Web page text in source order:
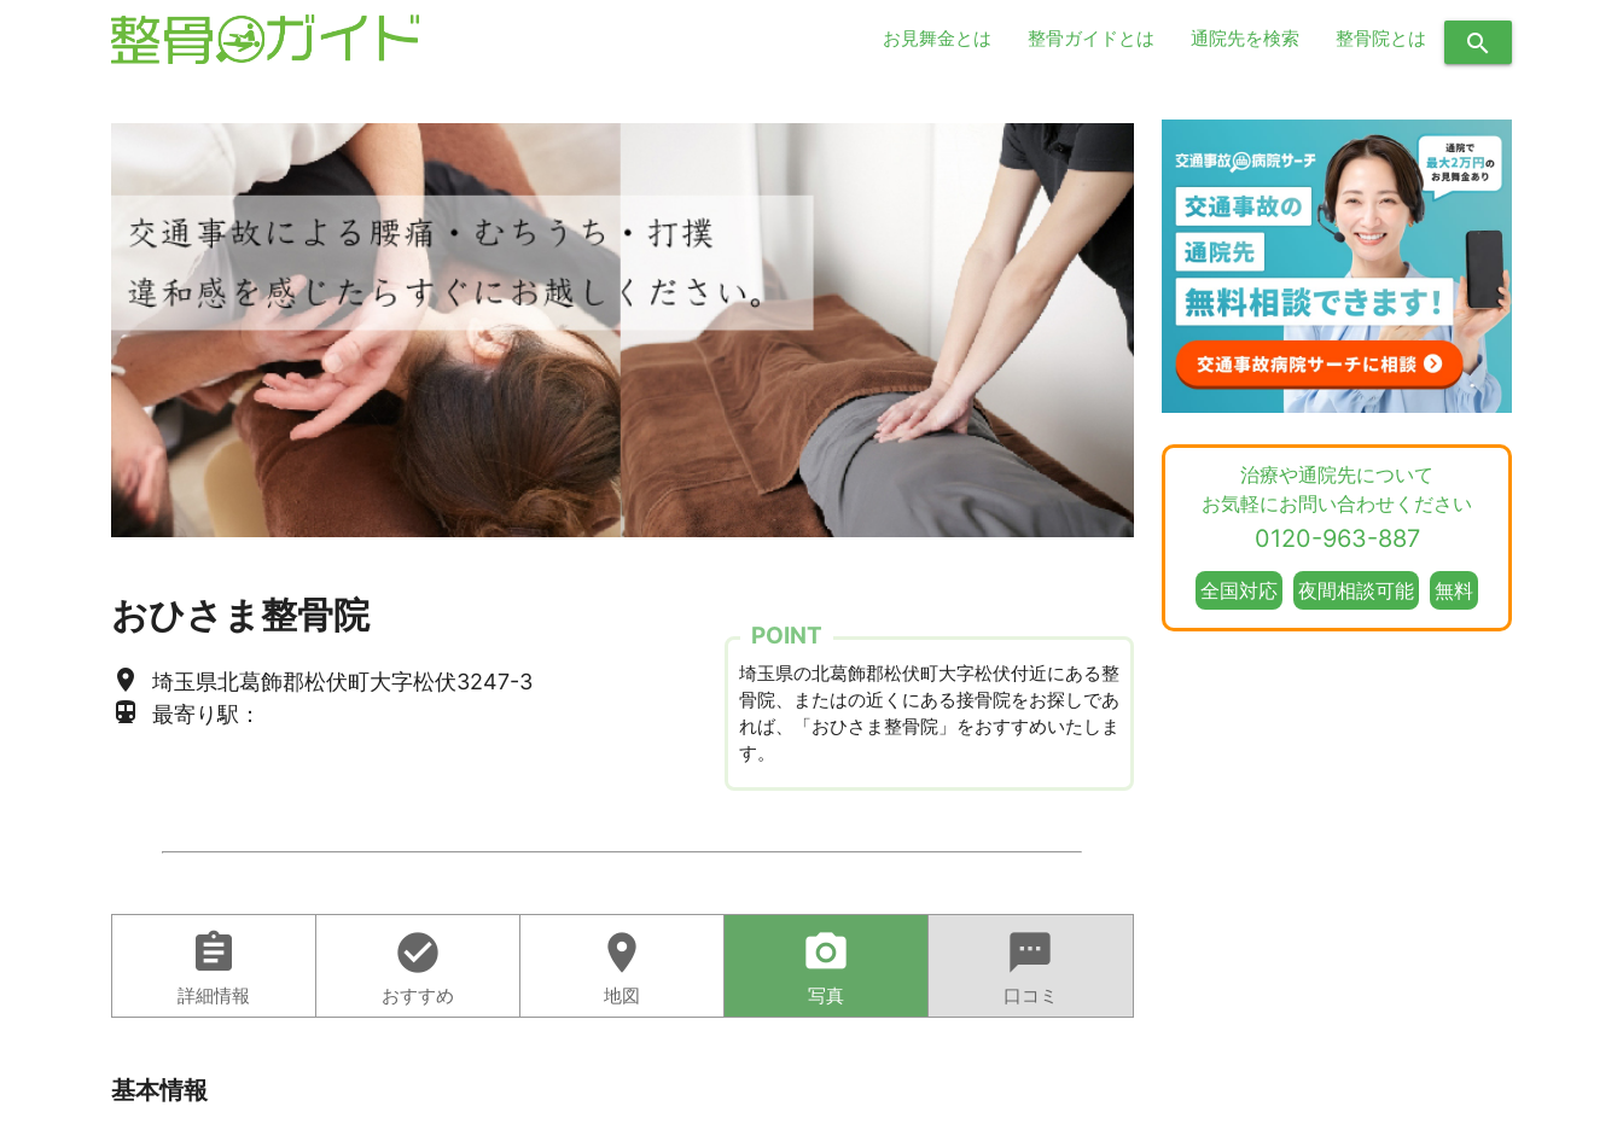
お見舞金とは 整骨ガイドとは 通院先を検索 整骨院とは search
おひさま整骨院
place 埼玉県北葛飾郡松伏町大字松伏3247-3
directions_subway 最寄り駅：
POINT
埼玉県の北葛飾郡松伏町大字松伏付近にある整
骨院、またはの近くにある接骨院をお探しであ
れば、「おひさま整骨院」をおすすめいたしま
す。
assignment
詳細情報
check_circle
おすすめ
location_on
地図
camera_alt
写真
sms
口コミ
基本情報
治療や通院先について
お気軽にお問い合わせください
0120-963-887
全国対応 夜間相談可能 無料